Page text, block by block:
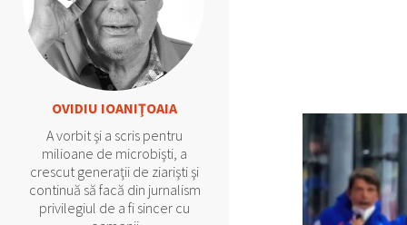
OVIDIU IOANIŢOAIA
A vorbit şi a scris pentru
milioane de microbişti, a
crescut generaţii de ziarişti şi
continuă să facă din jurnalism
privilegiul de a fi sincer cu